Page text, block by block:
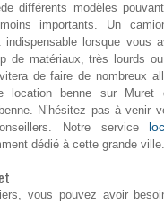
différents modèles
importants. Un
indispensable lorsque vous
de matériaux, très lourds
de faire de nombreux
location benne sur Muret
N’hésitez pas à venir
Notre service
dédié à cette grande ville.
vous pouvez avoir